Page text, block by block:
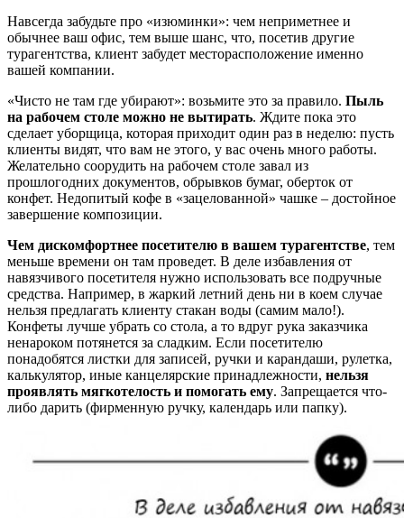
Навсегда забудьте про «изюминки»: чем неприметнее и
обычнее ваш офис, тем выше шанс, что, посетив другие
турагентства, клиент забудет месторасположение именно
вашей компании.
«Чисто не там где убирают»: возьмите это за правило. Пыль
на рабочем столе можно не вытирать. Ждите пока это
сделает уборщица, которая приходит один раз в неделю: пусть
клиенты видят, что вам не этого, у вас очень много работы.
Желательно соорудить на рабочем столе завал из
прошлогодних документов, обрывков бумаг, оберток от
конфет. Недопитый кофе в «зацелованной» чашке – достойное
завершение композиции.
Чем дискомфортнее посетителю в вашем турагентстве, тем
меньше времени он там проведет. В деле избавления от
навязчивого посетителя нужно использовать все подручные
средства. Например, в жаркий летний день ни в коем случае
нельзя предлагать клиенту стакан воды (самим мало!).
Конфеты лучше убрать со стола, а то вдруг рука заказчика
ненароком потянется за сладким. Если посетителю
понадобятся листки для записей, ручки и карандаши, рулетка,
калькулятор, иные канцелярские принадлежности, нельзя
проявлять мягкотелость и помогать ему. Запрещается что-
либо дарить (фирменную ручку, календарь или папку).